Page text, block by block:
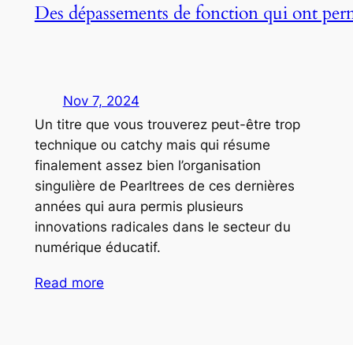
Des dépassements de fonction qui ont
Nov 7, 2024
Un titre que vous trouverez peut-être trop
technique ou catchy mais qui résume
finalement assez bien l’organisation
singulière de Pearltrees de ces dernières
années qui aura permis plusieurs
innovations radicales dans le secteur du
numérique éducatif.
Read more